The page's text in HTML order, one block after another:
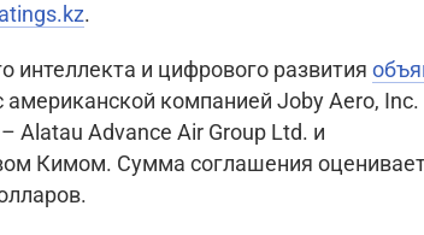
.
интеллекта и цифрового развития
компанией Joby Aero, Inc.
Alatau Advance Air Group Ltd. и
Кимом. Сумма соглашения